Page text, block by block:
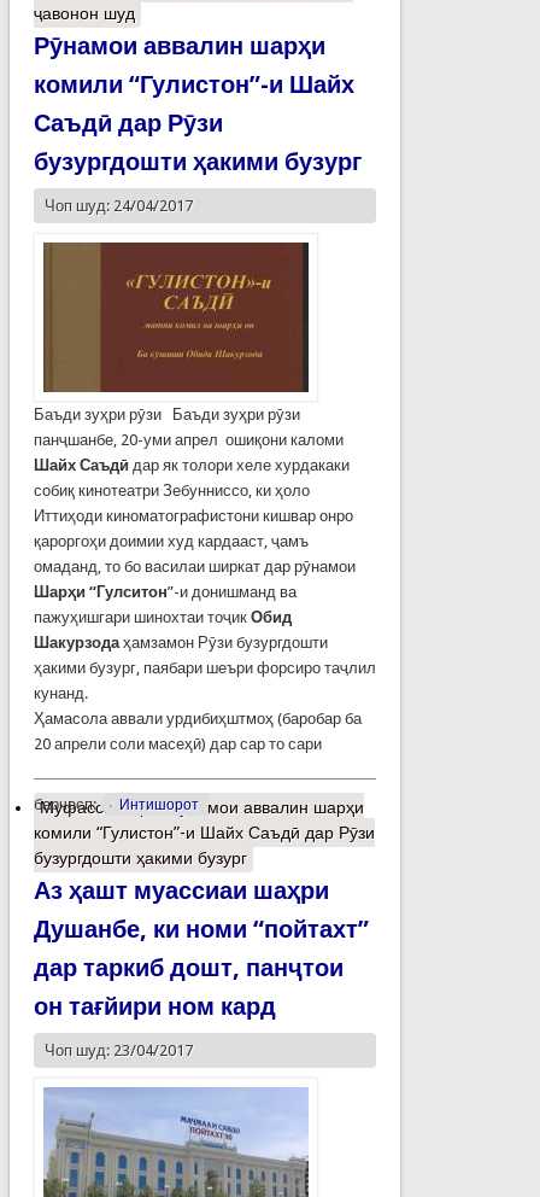
ҷавонон шуд
Рӯнамои аввалин шарҳи
комили “Гулистон”-и Шайх
Саъдӣ дар Рӯзи
бузургдошти ҳакими бузург
Чоп шуд: 24/04/2017
Баъди зуҳри рӯзи Баъди зуҳри рӯзи
панҷшанбе, 20-уми апрел ошиқони каломи
Шайх Саъдӣ дар як толори хеле хурдакаки
собиқ кинотеатри Зебунниссо, ки ҳоло
Иттиҳоди киноматографистони кишвар онро
қароргоҳи доимии худ кардааст, ҷамъ
омаданд, то бо василаи ширкат дар рӯнамои
Шарҳи “Гулситон”-и донишманд ва
пажуҳишгари шинохтаи тоҷик Обид
Шакурзодаҳамзамон Рӯзи бузургдошти
ҳакими бузург, паябари шеъри форсиро таҷлил
кунанд.
Ҳамасола аввали урдибиҳштмоҳ (баробар ба
20 апрели соли масеҳӣ) дар сар то сари
барчасп: Интишорот
Муфассалтаро Рӯнамои аввалин шарҳи
комили “Гулистон”-и Шайх Саъдӣ дар Рӯзи
бузургдошти ҳакими бузург
Аз ҳашт муассиаи шаҳри
Душанбе, ки номи “пойтахт”
дар таркиб дошт, панҷтои
он тағйири ном кард
Чоп шуд: 23/04/2017